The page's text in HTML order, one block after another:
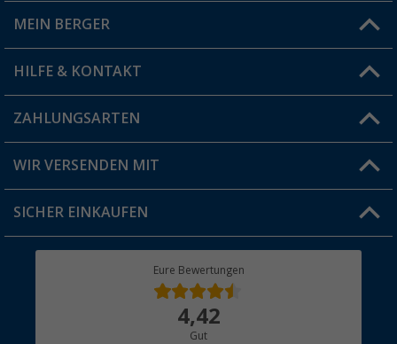
Filiale finden
MEIN BERGER
Vorteilskarte
Blog
Jobs & Karriere
HILFE & KONTAKT
FAQ & Kontakt
Versandinformationen
Rücksendung
ZAHLUNGSARTEN
WIR VERSENDEN MIT
SICHER EINKAUFEN
Eure Bewertungen
4,42
Gut